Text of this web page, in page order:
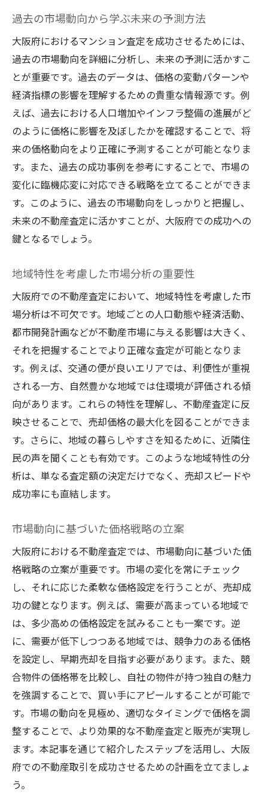
成功事例に学ぶ査定プロセスの最適化
ケーススタディから見る査定精度向上のポ
イント
成功事例に共通する不動産業者の特徴
事例分析を活かした査定戦略の立て方
過去の成功事例から抽出した教訓とアドバ
イス
実際の成功事例をもとにしたリアルな市場
動向分析
査定額を最大化するための戦略的アプローチ
査定前に行うべき物件価値の向上策
市場動向に応じた査定額の調整方法
ーション
効果的な改修計画で査定額を引き上げる
戦略的マーケティングで魅力を最大限に引
き出す
査定価格の限界を突破するための交渉術
不動産査定でよくある質問とその解決策
査定に関するよくある疑問点とその回答
査定プロセスで直面する課題の解決法
査定金額の不一致を解消するためのアプロ
ーチ
査定結果に納得いかない場合の対応策
査定で誤解しがちなポイントとその避け方
過去の市場動向から学ぶ未来の予測方法
大阪府におけるマンション査定を成功させるためには、
過去の市場動向を詳細に分析し、未来の予測に活かすこ
とが重要です。過去のデータは、価格の変動パターンや
経済指標の影響を理解するための貴重な情報源です。例
えば、過去における人口増加やインフラ整備の進展がど
のように価格に影響を及ぼしたかを確認することで、将
来の価格動向をより正確に予測することが可能となりま
す。また、過去の成功事例を参考にすることで、市場の
変化に臨機応変に対応できる戦略を立てることができま
す。このように、過去の市場動向をしっかりと把握し、
未来の不動産査定に活かすことが、大阪府での成功への
鍵となるでしょう。
地域特性を考慮した市場分析の重要性
大阪府での不動産査定において、地域特性を考慮した市
場分析は不可欠です。地域ごとの人口動態や経済活動、
都市開発計画などが不動産市場に与える影響は大きく、
それを把握することでより正確な査定が可能となりま
す。例えば、交通の便が良いエリアでは、利便性が重視
される一方、自然豊かな地域では住環境が評価される傾
向があります。これらの特性を理解し、不動産査定に反
映させることで、売却価格の最大化を図ることができま
す。さらに、地域の暮らしやすさを知るために、近隣住
民の声を聞くことも有効です。このような地域特性の分
析は、単なる査定額の決定だけでなく、売却スピードや
成功率にも直結します。
市場動向に基づいた価格戦略の立案
大阪府における不動産査定では、市場動向に基づいた価
格戦略の立案が重要です。市場の変化を常にチェック
し、それに応じた柔軟な価格設定を行うことが、売却成
功の鍵となります。例えば、需要が高まっている地域で
は、多少高めの価格設定を試みることも一案です。逆
に、需要が低下しつつある地域では、競争力のある価格
を設定し、早期売却を目指す必要があります。また、競
合物件の価格帯を比較し、自社の物件が持つ独自の魅力
を強調することで、買い手にアピールすることが可能で
す。市場の動向を見極め、適切なタイミングで価格を調
整することで、より効果的な不動産査定と販売が実現し
ます。本記事を通じて紹介したステップを活用し、大阪
府での不動産取引を成功させるための計画を立てましょ
う。